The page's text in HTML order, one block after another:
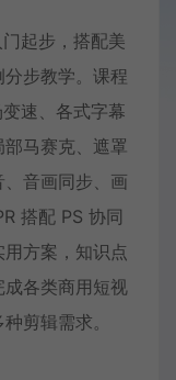
起步，搭配美
步教学。课程
速、各式字幕
马赛克、遮罩
音画同步、画
搭配 PS 协同
方案，知识点
各类商用短视
剪辑需求。